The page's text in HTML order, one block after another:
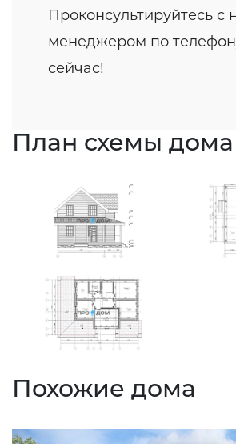
Проконсультируйтесь с
менеджером по
сейчас!
План схемы дома
Похожие дома